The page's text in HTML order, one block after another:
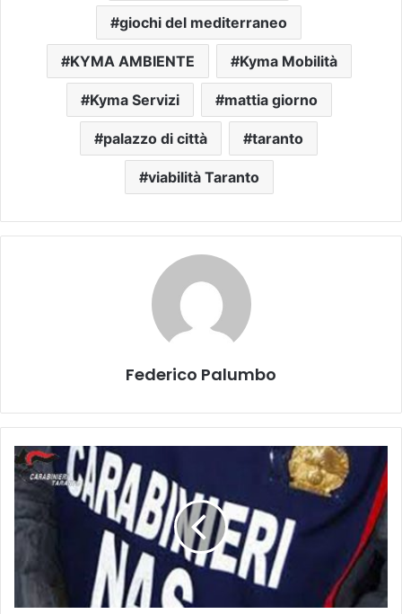
giochi del mediterraneo
KYMA AMBIENTE Kyma Mobilità
Kyma Servizi mattia giorno
palazzo di città taranto
viabilità Taranto
Federico Palumbo
Visite
private
durante
l'orario
di
lavoro:
NAS
contesta